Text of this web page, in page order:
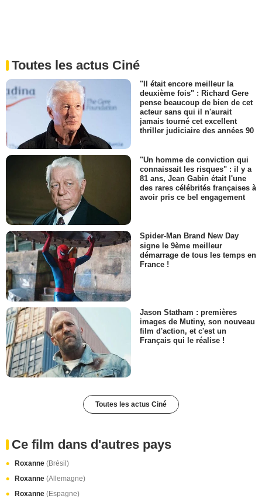
Toutes les actus Ciné
"Il était encore meilleur la
deuxième fois" : Richard Gere
pense beaucoup de bien de cet
acteur sans qui il n'aurait
jamais tourné cet excellent
thriller judiciaire des années 90
"Un homme de conviction qui
connaissait les risques" : il y a
81 ans, Jean Gabin était l'une
des rares célébrités françaises à
avoir pris ce bel engagement
Spider-Man Brand New Day
signe le 9ème meilleur
démarrage de tous les temps en
France !
Jason Statham : premières
images de Mutiny, son nouveau
film d'action, et c'est un
Français qui le réalise !
Toutes les actus Ciné
Ce film dans d'autres pays
Roxanne (Brésil)
Roxanne (Allemagne)
Roxanne (Espagne)